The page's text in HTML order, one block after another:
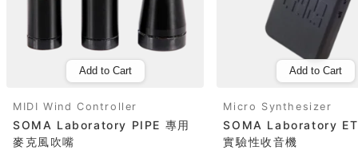
Add to Cart
MIDI Wind Controller
SOMA Laboratory PIPE 專用
麥克風吹嘴
Add to Cart
Micro Synthesizer
SOMA Laboratory
實驗性收音機